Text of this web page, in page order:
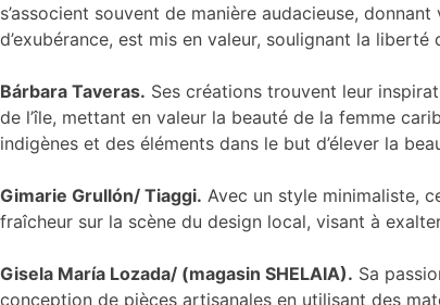
s’associent souvent de manière audacieuse,
d’exubérance, est mis en valeur, soulignant la
Bárbara Taveras. Ses créations trouvent leur
de l’île, mettant en valeur la beauté de la femme
indigènes et des éléments dans le but d’élever la
Gimarie Grullón/ Tiaggi. Avec un style minimaliste,
fraîcheur sur la scène du design local, visant à
Gisela María Lozada/ (magasin SHELAIA). Sa
conception de pièces artisanales en utilisant des